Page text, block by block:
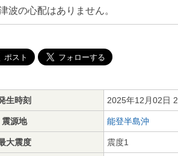
波の心配はありません。
生時刻 2025年12月02日
震源地 能登半島沖
大震度 震度1